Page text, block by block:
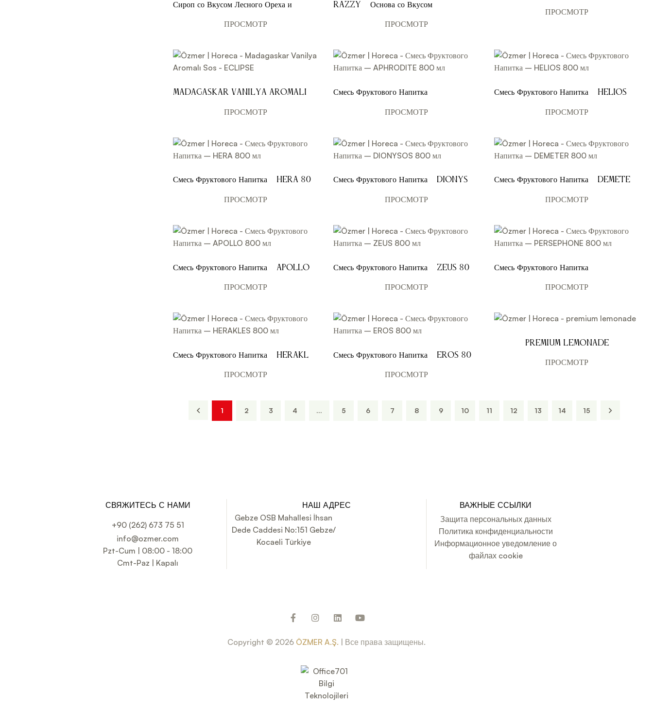
Сироп со Вкусом Лесного Ореха и
ПРОСМОТР
Razzy – Основа со Вкусом
ПРОСМОТР
ПРОСМОТР
Madagaskar Vanilya Aromalı
ПРОСМОТР
Смесь Фруктового Напитка –
ПРОСМОТР
Смесь Фруктового Напитка – HELIOS
ПРОСМОТР
Смесь Фруктового Напитка – HERA 800
ПРОСМОТР
Смесь Фруктового Напитка – DIONYSOS
ПРОСМОТР
Смесь Фруктового Напитка – DEMETER
ПРОСМОТР
Смесь Фруктового Напитка – APOLLO
ПРОСМОТР
Смесь Фруктового Напитка – ZEUS 800
ПРОСМОТР
Смесь Фруктового Напитка –
ПРОСМОТР
Смесь Фруктового Напитка – HERAKLES
ПРОСМОТР
Смесь Фруктового Напитка – EROS 800
ПРОСМОТР
premium lemonade
ПРОСМОТР
1 2 3 4 ... 5 6 7 8 9 10 11 12 13 14 15
СВЯЖИТЕСЬ С НАМИ
+90 (262) 673 75 51
info@ozmer.com
Pzt-Cum | 08:00 - 18:00
Cmt-Paz | Kapalı
НАШ АДРЕС
Gebze OSB Mahallesi İhsan
Dede Caddesi No:151 Gebze/
Kocaeli Türkiye
ВАЖНЫЕ ССЫЛКИ
Защита персональных данных
Политика конфиденциальности
Информационное уведомление о
файлах cookie
Copyright © 2026 ÖZMER A.Ş. | Все права защищены.